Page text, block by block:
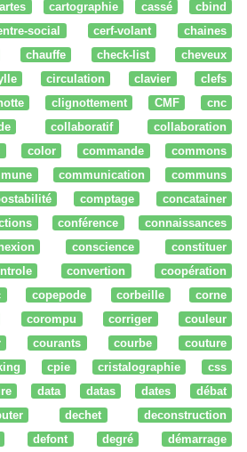
cartographie cassé
cbind
social cerf-volant
chaines
chauffe check-list
cheveux
circulation clavier
clefs
clignottement CMF
cnc
collaboratif
collaboration
color commande
commons
communication
communs
comptage
concatainer
conférence
connaissances
conscience
constituer
convertion
coopération
copepode corbeille
corne
corompu corriger
couleur
courants courbe
couture
cpie cristalographie
css
data datas dates
débat
dechet
deconstruction
defont degré
démarrage